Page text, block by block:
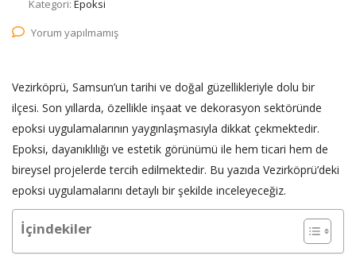
Kategori: Epoksi
Yorum yapılmamış
Vezirköprü, Samsun’un tarihi ve doğal güzellikleriyle dolu bir
ilçesi. Son yıllarda, özellikle inşaat ve dekorasyon sektöründe
epoksi uygulamalarının yaygınlaşmasıyla dikkat çekmektedir.
Epoksi, dayanıklılığı ve estetik görünümü ile hem ticari hem de
bireysel projelerde tercih edilmektedir. Bu yazıda Vezirköprü’deki
epoksi uygulamalarını detaylı bir şekilde inceleyeceğiz.
İçindekiler